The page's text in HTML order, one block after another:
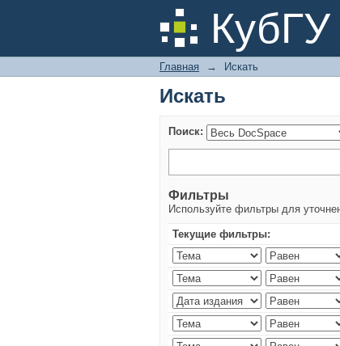
Искать
Главная → Искать
Искать
Поиск:
Фильтры
Используйте фильтры для
Текущие фильтры: